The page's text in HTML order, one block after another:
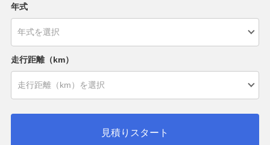
年式
走行距離（km）
見積りスタート